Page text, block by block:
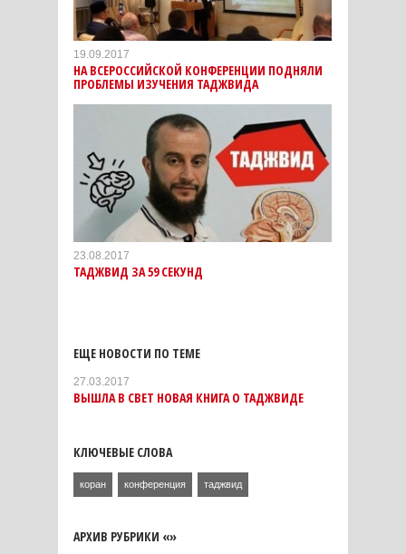
19.09.2017
НА ВСЕРОССИЙСКОЙ КОНФЕРЕНЦИИ ПОДНЯЛИ
ПРОБЛЕМЫ ИЗУЧЕНИЯ ТАДЖВИДА
23.08.2017
ТАДЖВИД ЗА 59 СЕКУНД
ЕЩЕ НОВОСТИ ПО ТЕМЕ
27.03.2017
ВЫШЛА В СВЕТ НОВАЯ КНИГА О ТАДЖВИДЕ
КЛЮЧЕВЫЕ СЛОВА
коран конференция таджвид
АРХИВ РУБРИКИ «»